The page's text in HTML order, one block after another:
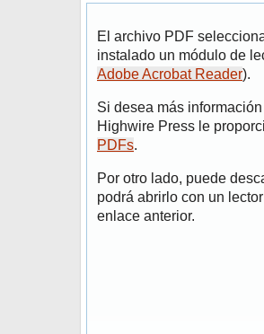
El archivo PDF
instalado un módulo de
Adobe Acrobat Reader).
Si desea más
Highwire Press le
PDFs.
Por otro lado, puede
podrá abrirlo con un
enlace anterior.